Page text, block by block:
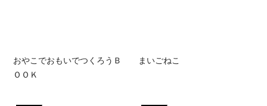
おやこでおもいでつくろうＢ
ＯＯＫ
まいごねこ